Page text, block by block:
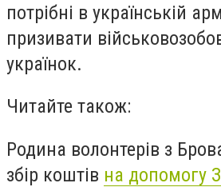
потрібні в українській
призивати
українок.
Читайте також:
Родина волонтерів з
збір коштів на допомогу